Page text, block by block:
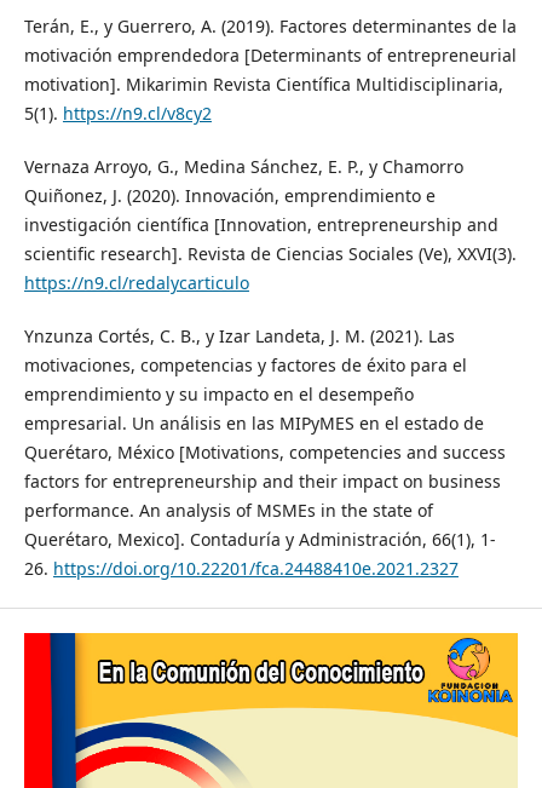
Terán, E., y Guerrero, A. (2019). Factores determinantes de la
motivación emprendedora [Determinants of entrepreneurial
motivation]. Mikarimin Revista Científica Multidisciplinaria,
5(1). https://n9.cl/v8cy2
Vernaza Arroyo, G., Medina Sánchez, E. P., y Chamorro
Quiñonez, J. (2020). Innovación, emprendimiento e
investigación científica [Innovation, entrepreneurship and
scientific research]. Revista de Ciencias Sociales (Ve), XXVI(3).
https://n9.cl/redalycarticulo
Ynzunza Cortés, C. B., y Izar Landeta, J. M. (2021). Las
motivaciones, competencias y factores de éxito para el
emprendimiento y su impacto en el desempeño
empresarial. Un análisis en las MIPyMES en el estado de
Querétaro, México [Motivations, competencies and success
factors for entrepreneurship and their impact on business
performance. An analysis of MSMEs in the state of
Querétaro, Mexico]. Contaduría y Administración, 66(1), 1-
26. https://doi.org/10.22201/fca.24488410e.2021.2327